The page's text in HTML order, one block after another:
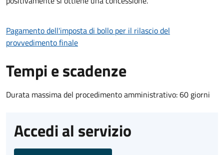
Pagamento dell'imposta di bollo per il rilascio del
provvedimento finale
Tempi e scadenze
Durata massima del procedimento amministrativo: 60 giorni
Accedi al servizio